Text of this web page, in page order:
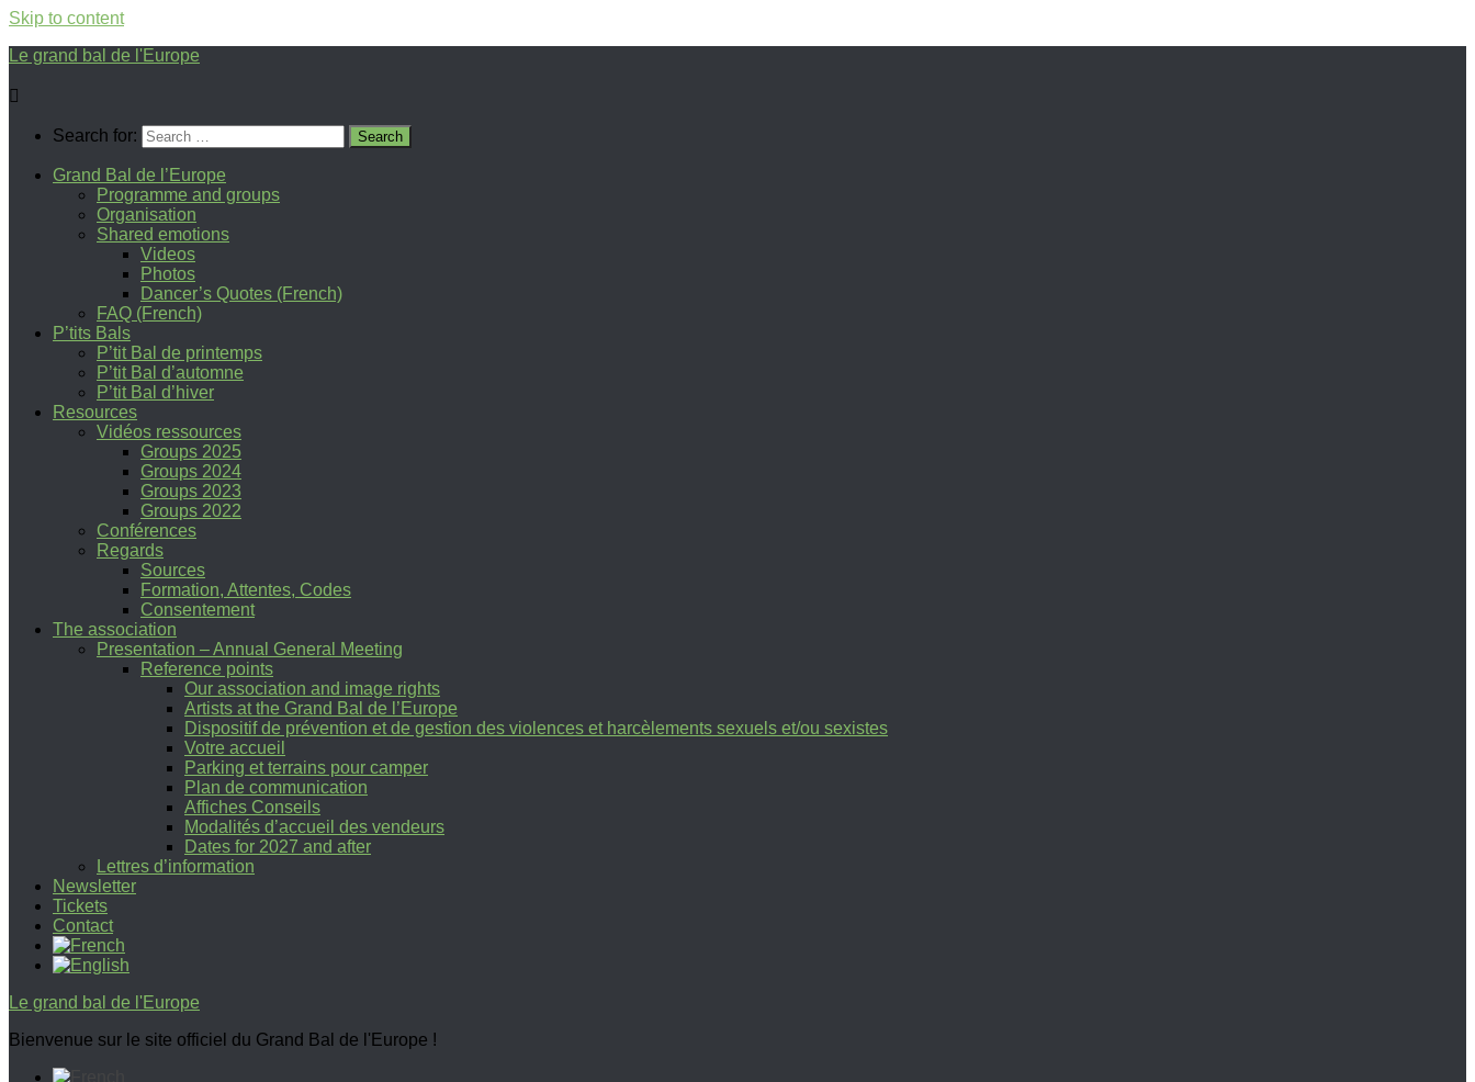
Skip to content
Le grand bal de l'Europe
Search for:
Grand Bal de l’Europe
Programme and groups
Organisation
Shared emotions
Videos
Photos
Dancer’s Quotes (French)
FAQ (French)
P’tits Bals
P’tit Bal de printemps
P’tit Bal d’automne
P’tit Bal d’hiver
Resources
Vidéos ressources
Groups 2025
Groups 2024
Groups 2023
Groups 2022
Conférences
Regards
Sources
Formation, Attentes, Codes
Consentement
The association
Presentation – Annual General Meeting
Reference points
Our association and image rights
Artists at the Grand Bal de l’Europe
Dispositif de prévention et de gestion des violences et harcèlements sexuels et/ou sexistes
Votre accueil
Parking et terrains pour camper
Plan de communication
Affiches Conseils
Modalités d’accueil des vendeurs
Dates for 2027 and after
Lettres d’information
Newsletter
Tickets
Contact
Le grand bal de l'Europe
Bienvenue sur le site officiel du Grand Bal de l'Europe !